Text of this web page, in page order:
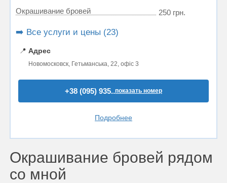
Окрашивание бровей 250 грн.
➡️ Все услуги и цены (23)
📍 Адрес
Новомосковск, Гетьманська, 22, офіс 3
+38 (095) 935..показать номер
Подробнее
Окрашивание бровей рядом
со мной